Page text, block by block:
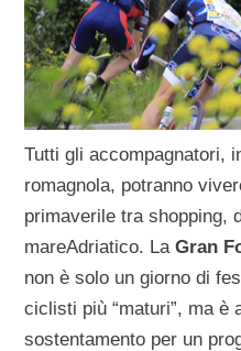
Tutti gli accompagnatori,
romagnola, potranno
primaverile tra shopping,
mareAdriatico. LaGran
non è solo un giorno di
ciclisti più “maturi”, ma è
sostentamento per un